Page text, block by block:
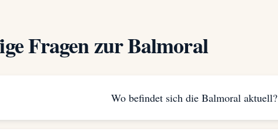
Fragen zur Balmoral
Wo befindet sich die Balmoral aktuell?